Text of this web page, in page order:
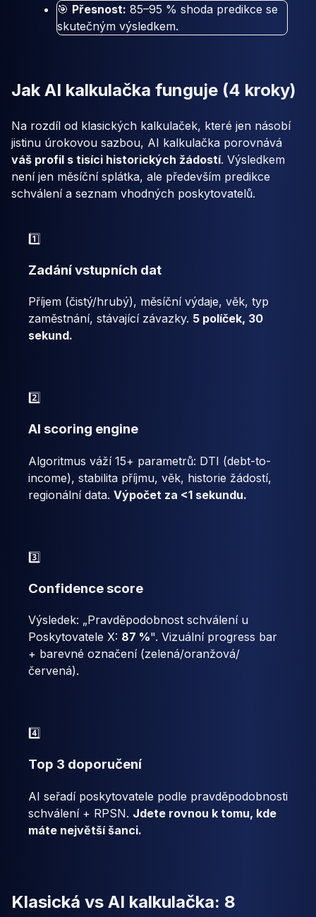
🎯 Přesnost: 85–95 % shoda predikce se
skutečným výsledkem.
Jak AI kalkulačka funguje (4 kroky)
Na rozdíl od klasických kalkulaček, které jen násobí
jistinu úrokovou sazbou, AI kalkulačka porovnává
váš profil s tisíci historických žádostí. Výsledkem
není jen měsíční splátka, ale především predikce
schválení a seznam vhodných poskytovatelů.
1️⃣
Zadání vstupních dat
Příjem (čistý/hrubý), měsíční výdaje, věk, typ
zaměstnání, stávající závazky. 5 políček, 30
sekund.
2️⃣
AI scoring engine
Algoritmus váží 15+ parametrů: DTI (debt-to-
income), stabilita příjmu, věk, historie žádostí,
regionální data. Výpočet za <1 sekundu.
3️⃣
Confidence score
Výsledek: „Pravděpodobnost schválení u
Poskytovatele X: 87 %". Vizuální progress bar
+ barevné označení (zelená/oranžová/
červená).
4️⃣
Top 3 doporučení
AI seřadí poskytovatele podle pravděpodobnosti
schválení + RPSN. Jdete rovnou k tomu, kde
máte největší šanci.
Klasická vs AI kalkulačka: 8